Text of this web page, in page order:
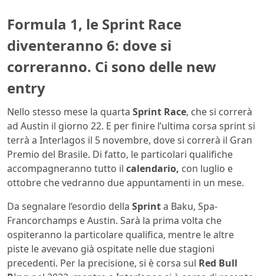
Formula 1, le Sprint Race
diventeranno 6: dove si
correranno. Ci sono delle new
entry
Nello stesso mese la quarta Sprint Race, che si correrà
ad Austin il giorno 22. E per finire l’ultima corsa sprint si
terrà a Interlagos il 5 novembre, dove si correrà il Gran
Premio del Brasile. Di fatto, le particolari qualifiche
accompagneranno tutto il calendario, con luglio e
ottobre che vedranno due appuntamenti in un mese.
Da segnalare l’esordio della Sprinta Baku, Spa-
Francorchamps e Austin. Sarà la prima volta che
ospiteranno la particolare qualifica, mentre le altre
piste le avevano già ospitate nelle due stagioni
precedenti. Per la precisione, si è corsa sul Red Bull